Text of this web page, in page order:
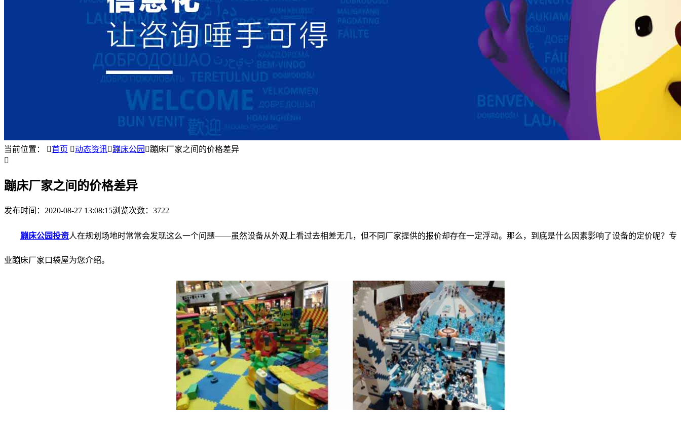
当前位置： 首页 动态资讯蹦床公园 蹦床厂家之间的价格差异

蹦床厂家之间的价格差异
发布时间： 2020-08-27 13:08:15浏览次数：3722
蹦床公园投资人在规划场地时常常会发现这么一个问题——虽然设备从外观上看过去相差无几，但不同厂家提供的报价却存在一定浮动。那么，到底是什么因素影响了设备的定价呢？专
业蹦床厂家口袋屋为您介绍。